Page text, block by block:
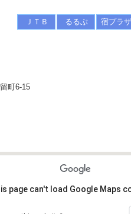
ＪＴＢ るるぶ 宿プラザ
町6-15
page can't load Google Maps